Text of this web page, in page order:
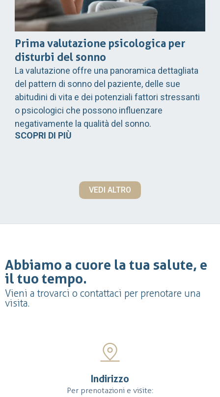
Prima valutazione psicologica per
disturbi del sonno
La valutazione offre una panoramica dettagliata
del pattern di sonno del paziente, delle sue
abitudini di vita e dei potenziali fattori stressanti
o psicologici che possono influenzare
negativamente la qualità del sonno.
SCOPRI DI PIÙ
VEDI ALTRO
Abbiamo a cuore la tua salute, e
il tuo tempo.
Vieni a trovarci o contattaci per prenotare una
visita.
Indirizzo
Per prenotazioni e visite: